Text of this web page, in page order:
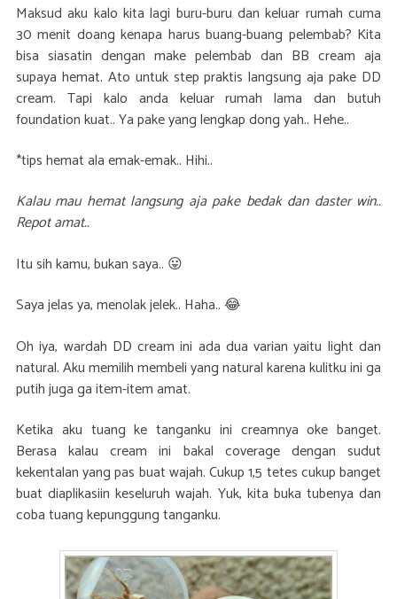
Maksud aku kalo kita lagi buru-buru dan keluar rumah cuma
30 menit doang kenapa harus buang-buang pelembab? Kita
bisa siasatin dengan make pelembab dan BB cream aja
supaya hemat. Ato untuk step praktis langsung aja pake DD
cream. Tapi kalo anda keluar rumah lama dan butuh
foundation kuat.. Ya pake yang lengkap dong yah.. Hehe..
*tips hemat ala emak-emak.. Hihi..
Kalau mau hemat langsung aja pake bedak dan daster win..
Repot amat..
Itu sih kamu, bukan saya.. 😛
Saya jelas ya, menolak jelek.. Haha.. 😂
Oh iya, wardah DD cream ini ada dua varian yaitu light dan
natural. Aku memilih membeli yang natural karena kulitku ini ga
putih juga ga item-item amat.
Ketika aku tuang ke tanganku ini creamnya oke banget.
Berasa kalau cream ini bakal coverage dengan sudut
kekentalan yang pas buat wajah. Cukup 1,5 tetes cukup banget
buat diaplikasiin keseluruh wajah. Yuk, kita buka tubenya dan
coba tuang kepunggung tanganku.